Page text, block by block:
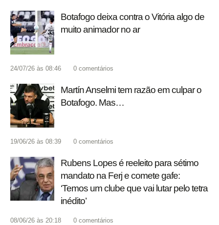
Botafogo deixa contra o Vitória algo de
muito animador no ar
24/07/26 às 08:46 0 comentários
Martín Anselmi tem razão em culpar o
Botafogo. Mas…
19/06/26 às 08:39 0 comentários
Rubens Lopes é reeleito para sétimo
mandato na Ferj e comete gafe:
‘Temos um clube que vai lutar pelo tetra
inédito’
08/06/26 às 20:18 0 comentários